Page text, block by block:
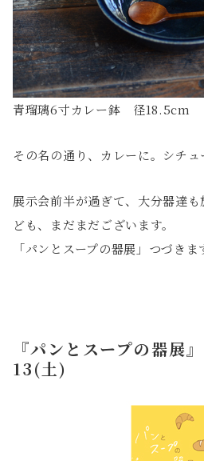
青瑠璃6寸カレー鉢 径
その名の通り、カレーに。シチュ
展示会前半が過ぎて、大分器達
ども、まだまだございます。
「パンとスープの器展」つづきま
『パンとスープの器展
13(土)